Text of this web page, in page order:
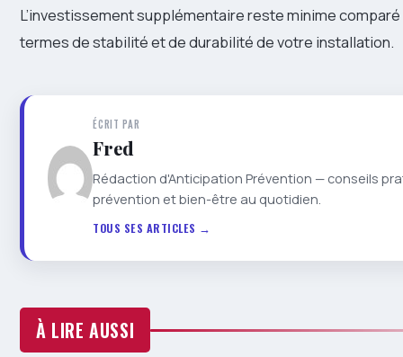
L’investissement supplémentaire reste minime
termes de stabilité et de durabilité de votre installation.
ÉCRIT PAR
Fred
Rédaction d'Anticipation Prévention — conseils
prévention et bien-être au quotidien.
TOUS SES ARTICLES →
À LIRE AUSSI